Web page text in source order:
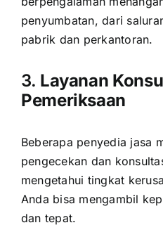
penyumbatan, dari
pabrik dan perkantoran.
3. Layanan
Pemeriksaan
Beberapa penyedia jasa
pengecekan dan
mengetahui tingkat
Anda bisa mengambil
dan tepat.